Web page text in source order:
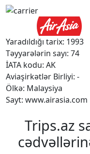
Yaradıldığı tarix: 1993
Təyyarələrin sayı: 74
İATA kodu: AK
Aviaşirkətlər Birliyi: -
Ölkə: Malaysiya
Sayt: www.airasia.com
Trips.az